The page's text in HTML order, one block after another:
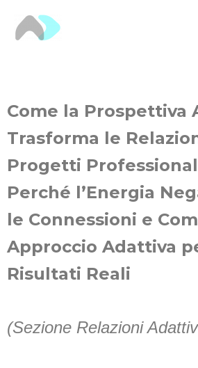
Come la Prospettiva
Trasforma le
Progetti
Perché l’Energia
le Connessioni e
Approccio Adattiva
Risultati Reali
(Sezione Relazioni